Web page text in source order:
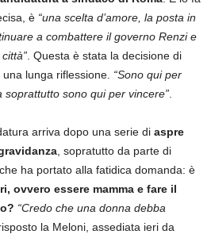
è “una scelta d’amore, la posta in
a combattere il governo Renzi e
. Questa è stata la decisione di
lunga riflessione. “Sono qui per
sono qui per vincere”.
arriva dopo una serie di aspre
, sopratutto da parte di
ha portato alla fatidica domanda: è
ovvero essere mamma e fare il
“Credo che una donna debba
la Meloni, assediata ieri da